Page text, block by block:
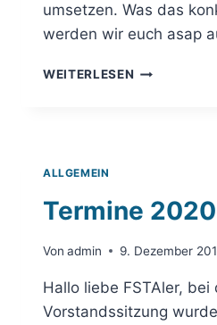
umsetzen. Was das
werden wir euch asap
WEITERLESEN CORONA
ALLGEMEIN
Termine 2020
Von admin 9. Dezember
Hallo liebe FSTAler, bei
Vorstandssitzung